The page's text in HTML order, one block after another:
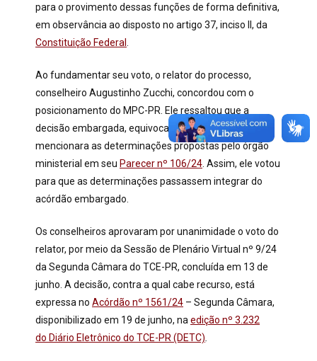
para o provimento dessas funções de forma definitiva,
em observância ao disposto no artigo 37, inciso II, da
Constituição Federal
Ao fundamentar seu voto, o relator do processo,
conselheiro Augustinho Zucchi, concordou com o
posicionamento do MPC-PR. Ele ressaltou que a
decisão embargada, equivocadamente, não
mencionara as determinações propostas pelo órgão
ministerial em seu Parecer nº 106/24 . Assim, ele votou
para que as determinações passassem integrar do
acórdão embargado.
Os conselheiros aprovaram por unanimidade o voto do
relator, por meio da Sessão de Plenário Virtual nº 9/24
da Segunda Câmara do TCE-PR, concluída em 13 de
junho. A decisão, contra a qual cabe recurso, está
expressa no Acórdão nº 1561/24 – Segunda Câmara,
disponibilizado em 19 de junho, na edição nº 3.232
do Diário Eletrônico do TCE-PR (DETC)